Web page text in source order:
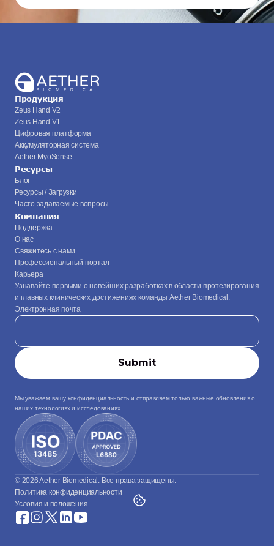
Продукция
Zeus Hand V2
Zeus Hand V1
Цифровая платформа
Аккумуляторная система
Aether MyoSense
Ресурсы
Блог
Ресурсы / Загрузки
Часто задаваемые вопросы
Компания
Поддержка
О нас
Свяжитесь с нами
Профессиональный портал
Карьера
Узнавайте первыми о новейших разработках в области протезирования
и главных клинических достижениях команды Aether Biomedical.
Электронная почта
Мы уважаем вашу конфиденциальность и отправляем только важные обновления о
наших технологиях и исследованиях.
© 2026 Aether Biomedical. Все права защищены.
Политика конфиденциальности
Условия и положения